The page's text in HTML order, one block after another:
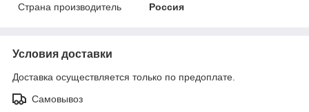
Страна производитель
Россия
Условия доставки
Доставка осуществляется только по предоплате.
Самовывоз